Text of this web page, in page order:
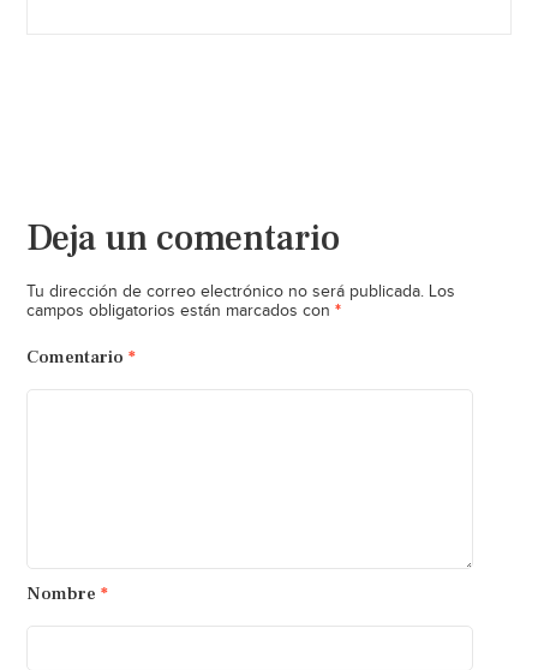
Deja un comentario
Tu dirección de correo electrónico no será publicada. Los
campos obligatorios están marcados con *
Comentario *
Nombre *